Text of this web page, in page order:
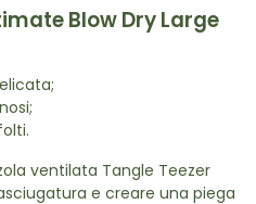
Blow Dry Large
ventilata Tangle Teezer
e creare una piega